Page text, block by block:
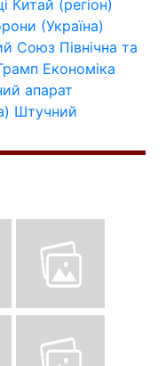
Китай (регіон)
(Україна)
Союз Північна та
Економіка
апарат
Штучний